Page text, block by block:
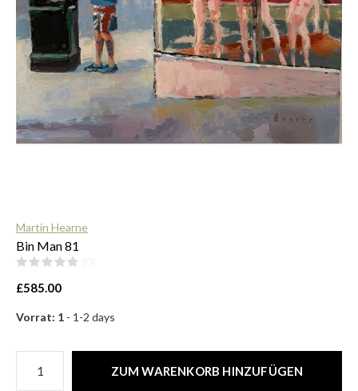
Martin Hearne
Bin Man 81
£585.00
Vorrat: 1 - 1-2 days
ZUM WARENKORB HINZUFÜGEN